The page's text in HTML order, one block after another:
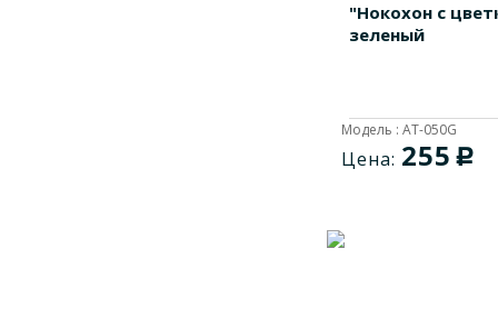
"Нокохон с
зеленый
Цена: 255 c
Модель : AT-050G